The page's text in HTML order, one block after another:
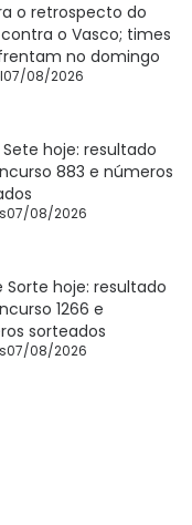
o retrospecto do
o Vasco; times
no domingo
07/08/2026
Sete hoje: resultado
883 e números
07/08/2026
Sorte hoje: resultado
1266 e
sorteados
07/08/2026